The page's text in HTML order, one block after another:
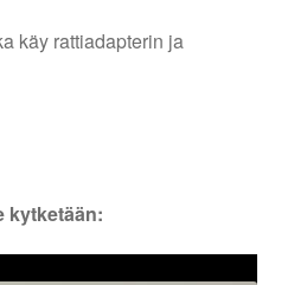
käy rattiadapterin ja
kytketään: